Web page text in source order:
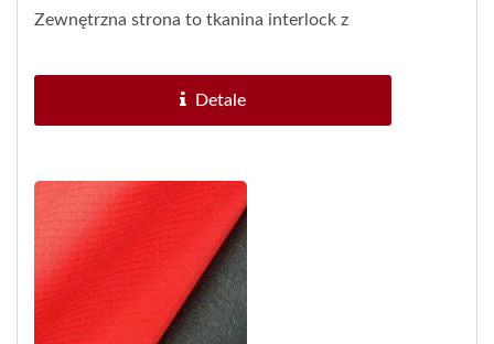
Zewnętrzna strona to tkanina interlock z
Detale